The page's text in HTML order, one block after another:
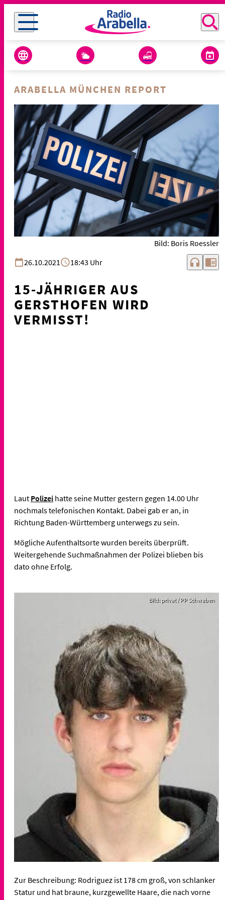
ARABELLA MÜNCHEN REPORT
Bild: Boris Roessler
26.10.2021
18:43 Uhr headphones chrome_reader_mode
15-JÄHRIGER AUS
GERSTHOFEN WIRD
VERMISST!
Laut Polizei hatte seine Mutter gestern gegen 14.00 Uhr
nochmals telefonischen Kontakt. Dabei gab er an, in
Richtung Baden-Württemberg unterwegs zu sein.
Mögliche Aufenthaltsorte wurden bereits überprüft.
Weitergehende Suchmaßnahmen der Polizei blieben bis
dato ohne Erfolg.
Bild: privat / PP Schwaben
Zur Beschreibung: Rodriguez ist 178 cm groß, von schlanker
Statur und hat braune, kurzgewellte Haare, die nach vorne